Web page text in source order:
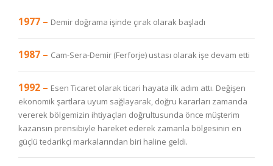
1977 – Demir doğrama işinde çırak olarak başladı
1987 – Cam-Sera-Demir (Ferforje) ustası olarak işe devam etti
1992 – Esen Ticaret olarak ticari hayata ilk adım attı. Değişen
ekonomik şartlara uyum sağlayarak, doğru kararları zamanda
vererek bölgemizin ihtiyaçları doğrultusunda önce müşterim
kazansın prensibiyle hareket ederek zamanla bölgesinin en
güçlü tedarikçi markalarından biri haline geldi.